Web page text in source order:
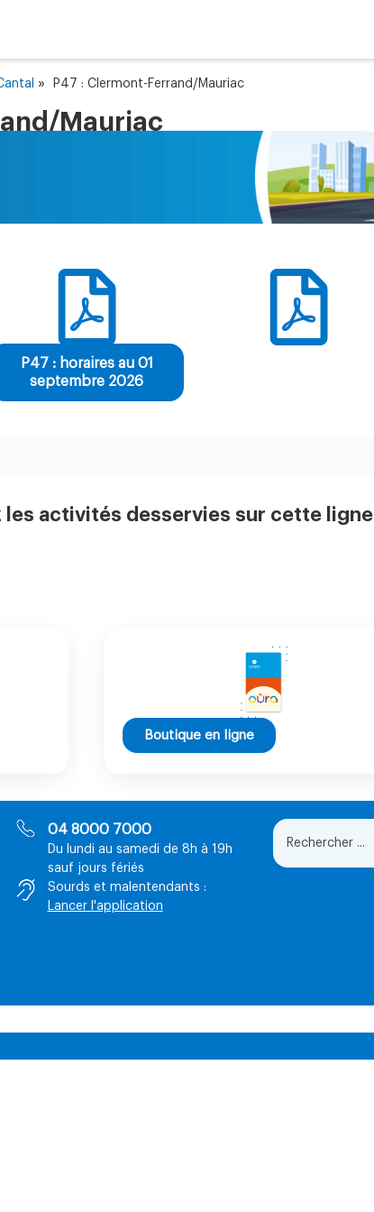
» P47 : Clermont-Ferrand/Mauriac
Mauriac
P47 : horaires au 01
septembre 2026
les activités desservies sur cette ligne
Boutique en ligne
04 8000 7000
Du lundi au samedi de 8h à 19h
sauf jours fériés
Sourds et malentendants :
Lancer l'application